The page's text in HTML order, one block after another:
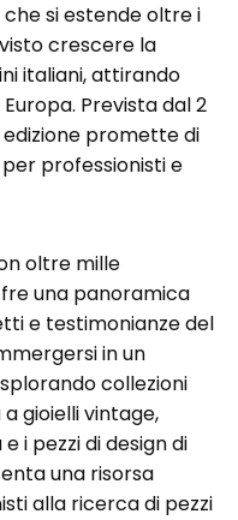
si estende oltre i
crescere la
italiani, attirando
Prevista dal 2
edizione promette di
professionisti e
oltre mille
una panoramica
e testimonianze del
in un
collezioni
gioielli vintage,
i pezzi di design di
una risorsa
alla ricerca di pezzi